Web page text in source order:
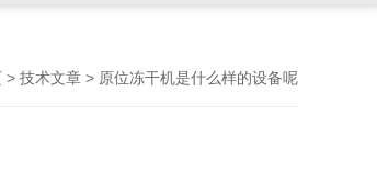
> 技术文章 > 原位冻干机是什么样的设备呢